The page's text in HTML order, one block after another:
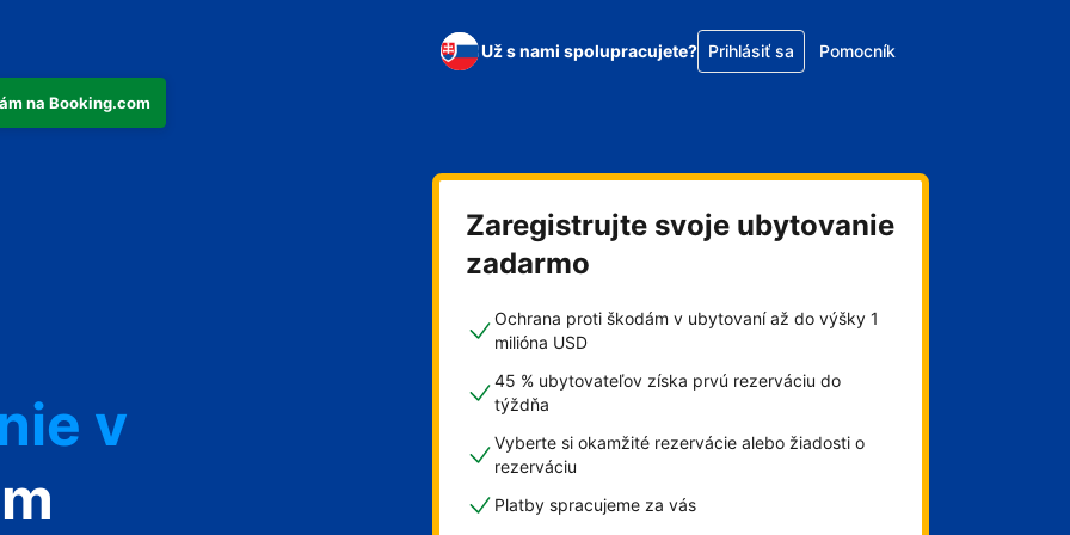
na Booking.com
Už s nami spolupracujete? Prihlásiť sa Pomocník
v
Zaregistrujte svoje ubytovanie
zadarmo
Ochrana proti škodám v ubytovaní až do výšky 1
milióna USD
45 % ubytovateľov získa prvú rezerváciu do
týždňa
Vyberte si okamžité rezervácie alebo žiadosti o
rezerváciu
Platby spracujeme za vás